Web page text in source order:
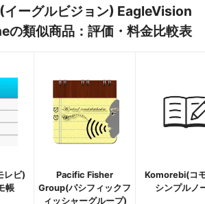
イーグルビジョン) EagleVision
類似商品：評価・料金比較表
レビ)
帳
Pacific Fisher
Group(パシフィックフ
ィッシャーグループ)
Komorebi(コ
シンプルノ